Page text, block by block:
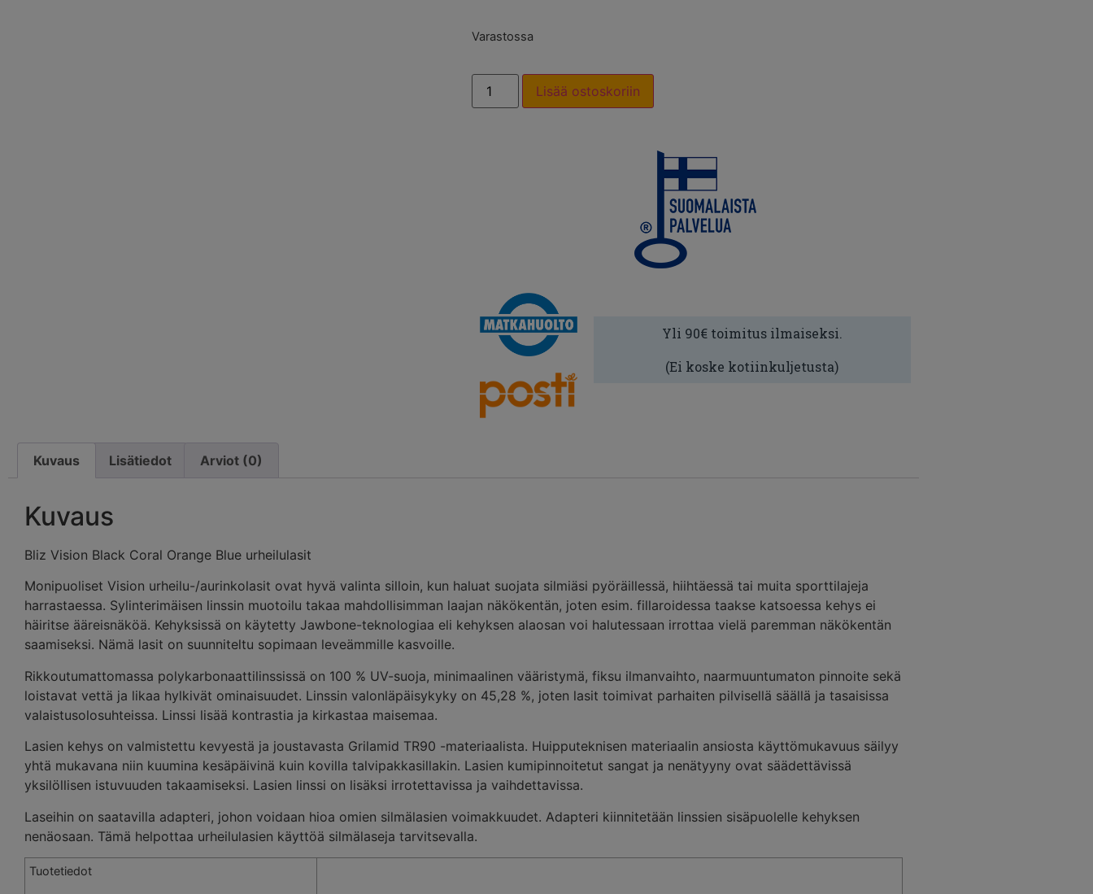
Varastossa
Lisää ostoskoriin
Yli 90€ toimitus ilmaiseksi.
(Ei koske kotiinkuljetusta)
Kuvaus Lisätiedot Arviot (0)
Kuvaus
Bliz Vision Black Coral Orange Blue urheilulasit
Monipuoliset Vision urheilu-/aurinkolasit ovat hyvä valinta silloin, kun haluat suojata silmiäsi pyöräillessä, hiihtäessä tai muita sporttilajeja
harrastaessa. Sylinterimäisen linssin muotoilu takaa mahdollisimman laajan näkökentän, joten esim. fillaroidessa taakse katsoessa kehys ei
häiritse ääreisnäköä. Kehyksissä on käytetty Jawbone-teknologiaa eli kehyksen alaosan voi halutessaan irrottaa vielä paremman näkökentän
saamiseksi. Nämä lasit on suunniteltu sopimaan leveämmille kasvoille.
Rikkoutumattomassa polykarbonaattilinssissä on 100 % UV-suoja, minimaalinen vääristymä, fiksu ilmanvaihto, naarmuuntumaton pinnoite sekä
loistavat vettä ja likaa hylkivät ominaisuudet. Linssin valonläpäisykyky on 45,28 %, joten lasit toimivat parhaiten pilvisellä säällä ja tasaisissa
valaistusolosuhteissa. Linssi lisää kontrastia ja kirkastaa maisemaa.
Lasien kehys on valmistettu kevyestä ja joustavasta Grilamid TR90 -materiaalista. Huipputeknisen materiaalin ansiosta käyttömukavuus säilyy
yhtä mukavana niin kuumina kesäpäivinä kuin kovilla talvipakkasillakin. Lasien kumipinnoitetut sangat ja nenätyyny ovat säädettävissä
yksilöllisen istuvuuden takaamiseksi. Lasien linssi on lisäksi irrotettavissa ja vaihdettavissa.
Laseihin on saatavilla adapteri, johon voidaan hioa omien silmälasien voimakkuudet. Adapteri kiinnitetään linssien sisäpuolelle kehyksen
nenäosaan. Tämä helpottaa urheilulasien käyttöä silmälaseja tarvitsevalla.
Tuotetiedot